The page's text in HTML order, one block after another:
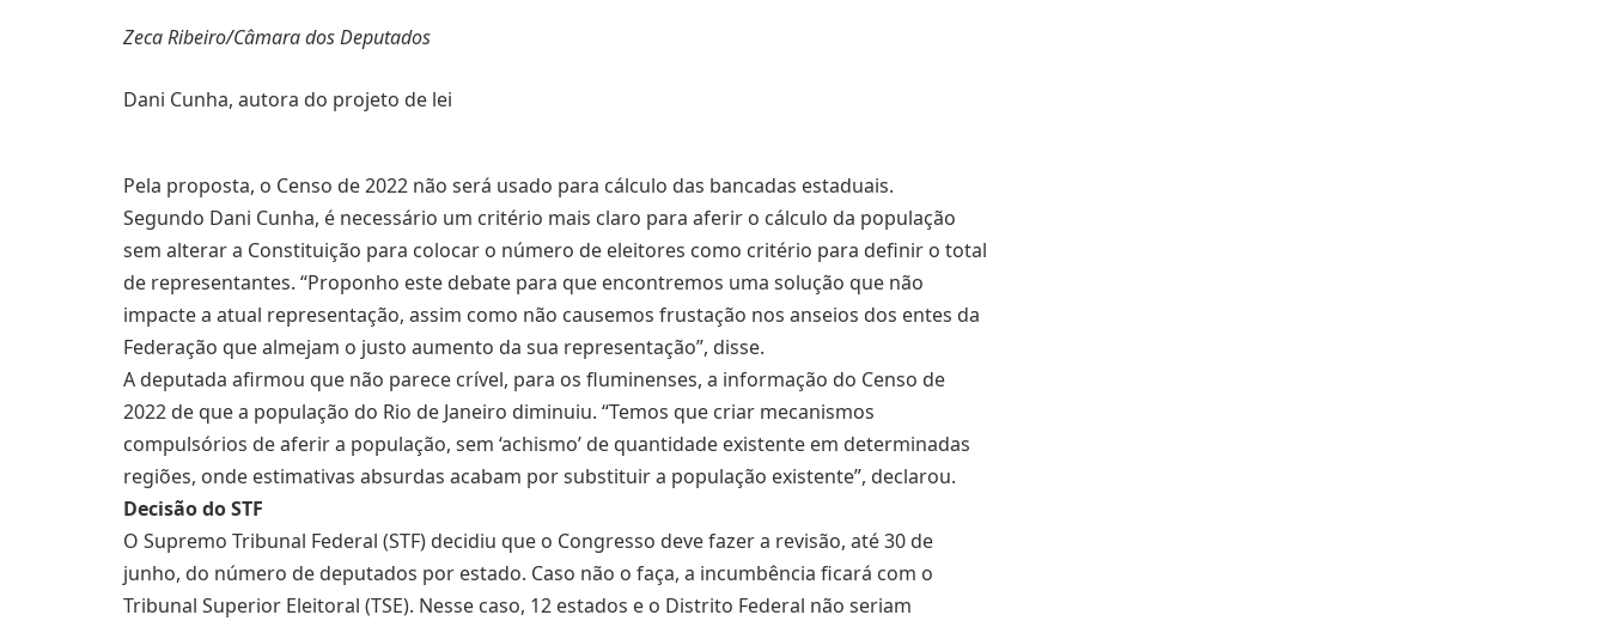
Zeca Ribeiro/Câmara dos Deputados
Dani Cunha, autora do projeto de lei
Pela proposta, o Censo de 2022 não será usado para cálculo das bancadas estaduais.
Segundo Dani Cunha, é necessário um critério mais claro para aferir o cálculo da população
sem alterar a Constituição para colocar o número de eleitores como critério para definir o total
de representantes. “Proponho este debate para que encontremos uma solução que não
impacte a atual representação, assim como não causemos frustação nos anseios dos entes da
Federação que almejam o justo aumento da sua representação”, disse.
A deputada afirmou que não parece crível, para os fluminenses, a informação do Censo de
2022 de que a população do Rio de Janeiro diminuiu. “Temos que criar mecanismos
compulsórios de aferir a população, sem ‘achismo’ de quantidade existente em determinadas
regiões, onde estimativas absurdas acabam por substituir a população existente”, declarou.
Decisão do STF
O Supremo Tribunal Federal (STF) decidiu que o Congresso deve fazer a revisão, até 30 de
junho, do número de deputados por estado. Caso não o faça, a incumbência ficará com o
Tribunal Superior Eleitoral (TSE). Nesse caso, 12 estados e o Distrito Federal não seriam